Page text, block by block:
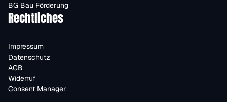
BG Bau Förderung
Rechtliches
Impressum
Datenschutz
AGB
Widerruf
Consent Manager